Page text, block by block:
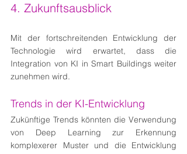
4. Zukunftsausblick
Mit der fortschreitenden Entwicklung der
Technologie wird erwartet, dass die
Integration von KI in Smart Buildings weiter
zunehmen wird.
Trends in der KI-Entwicklung
Zukünftige Trends könnten die Verwendung
von Deep Learning zur Erkennung
komplexerer Muster und die Entwicklung